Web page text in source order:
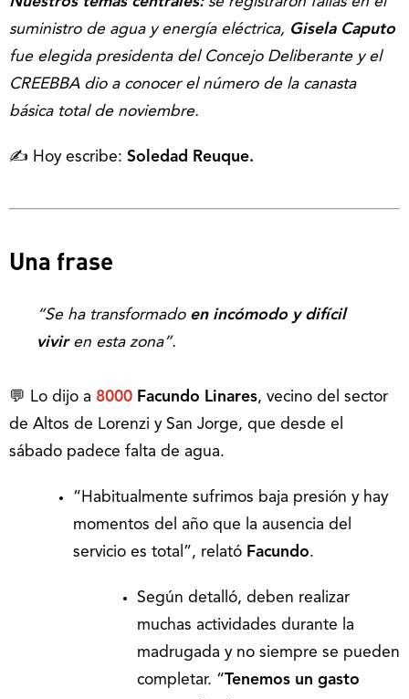
suministro de agua y energía eléctrica, Gisela Caputo
fue elegida presidenta del Concejo Deliberante y el
CREEBBA dio a conocer el número de la canasta
básica total de noviembre.
✍️ Hoy escribe: Soledad Reuque.
Una frase
“Se ha transformadoen incómodo y difícil
viviren esta zona”.
💬 Lo dijo a 8000 Facundo Linares, vecino del sector
de Altos de Lorenzi y San Jorge, que desde el
sábado padece falta de agua.
“Habitualmente sufrimos baja presión y hay
momentos del año que la ausencia del
servicio es total”, relató Facundo.
Según detalló, deben realizar
muchas actividades durante la
madrugada y no siempre se pueden
completar. “ Tenemos un gasto